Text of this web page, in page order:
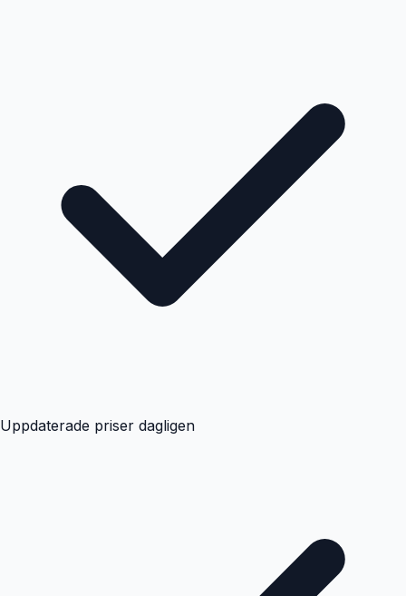
Uppdaterade priser dagligen